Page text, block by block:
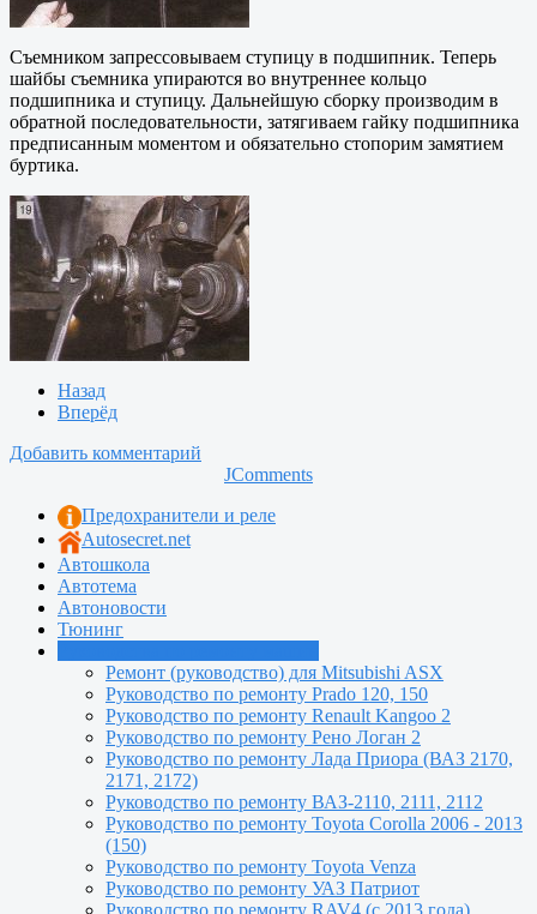
Съемником запрессовываем ступицу в подшипник. Теперь
шайбы съемника упираются во внутреннее кольцо
подшипника и ступицу. Дальнейшую сборку производим в
обратной последовательности, затягиваем гайку подшипника
предписанным моментом и обязательно стопорим замятием
буртика.
Назад
Вперёд
Добавить комментарий
JComments
Предохранители и реле
Autosecret.net
Автошкола
Автотема
Автоновости
Тюнинг
Ремонт (руководство) для Mitsubishi ASX
Руководство по ремонту Prado 120, 150
Руководство по ремонту Renault Kangoo 2
Руководство по ремонту Рено Логан 2
Руководство по ремонту Лада Приора (ВАЗ 2170,
2171, 2172)
Руководство по ремонту ВАЗ-2110, 2111, 2112
Руководство по ремонту Toyota Сorolla 2006 - 2013
(150)
Руководство по ремонту Toyota Venza
Руководство по ремонту УАЗ Патриот
Руководство по ремонту RAV4 (с 2013 года)